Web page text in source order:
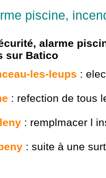
piscine,
alarme
sur Batico
les-leups :
: refection de tous
: remplmacer l
: suite à une